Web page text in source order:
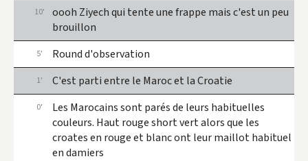
0'
Les Marocains sont parés de leurs habituelles
couleurs. Haut rouge short vert alors que les
croates en rouge et blanc ont leur maillot habituel
en damiers
1' C'est parti entre le Maroc et la Croatie
5' Round d'observation
10'
oooh Ziyech qui tente une frappe mais c'est un peu
brouillon